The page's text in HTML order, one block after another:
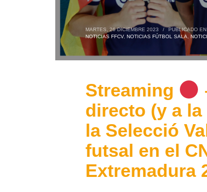
MARTES, 26 DICIEMBRE 2023 / PUBLICADO EN
NOTICIAS FFCV, NOTICIAS FÚTBOL SALA
Streaming
directo (y a
la Selecció
futsal en el
Extremadura